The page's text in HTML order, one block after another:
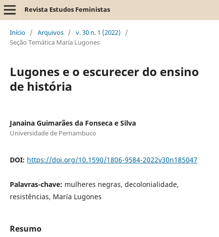
Revista Estudos Feministas
Início / Arquivos / v. 30 n. 1 (2022)
/
Seção Temática María Lugones
Lugones e o escurecer do ensino
de história
Janaina Guimarães da Fonseca e Silva
Universidade de Pernambuco
DOI: https://doi.org/10.1590/1806-9584-2022v30n185047
Palavras-chave: mulheres negras, decolonialidade,
resistências, María Lugones
Resumo